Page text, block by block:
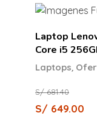
Laptop
Core i5
S/ 649.00
S/681.40
Laptops